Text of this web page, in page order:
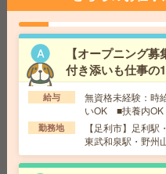
＼来社不要／単発1日OK＊
給 与 時給1,500円～1,875円
勤務地 【宇都宮市】宇都宮駅・
駅・南宇都宮駅・岡本(栃木県)駅
座り仕事！給与即払いOK
力[派遣]
【オープニング
付き添いも仕事の
給与
無資格未経験：
いOK ■扶養内
上
勤務地
【足利市】足利駅
東武和泉駅・野州
ラワーパーク駅な